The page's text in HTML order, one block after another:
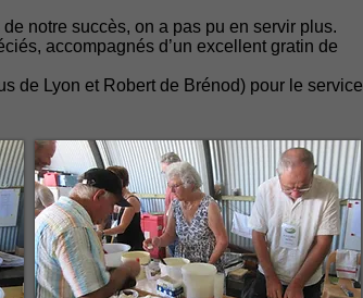
notre succès, on a pas pu en servir plus.
accompagnés d’un excellent gratin de
de Lyon et Robert de Brénod) pour le service